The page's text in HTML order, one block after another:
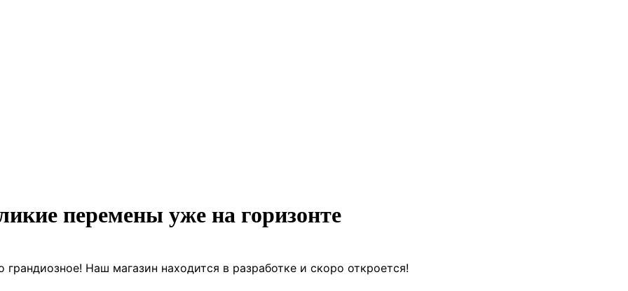
перемены уже на горизонте
грандиозное! Наш магазин находится в разработке и скоро откроется!